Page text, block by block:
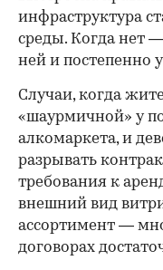
инфраструктура
среды. Когда нет
ней и постепенно
Случаи, когда
«шаурмичной» у
алкомаркета, и
разрывать
требования к
внешний вид
ассортимент —
договорах